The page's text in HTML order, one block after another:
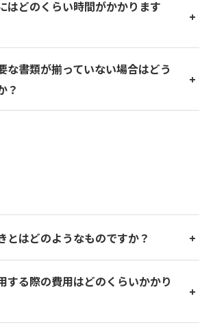
はどのくらい時間がかかります
な書類が揃っていない場合はどう
？
とはどのようなものですか？
する際の費用はどのくらいかかり